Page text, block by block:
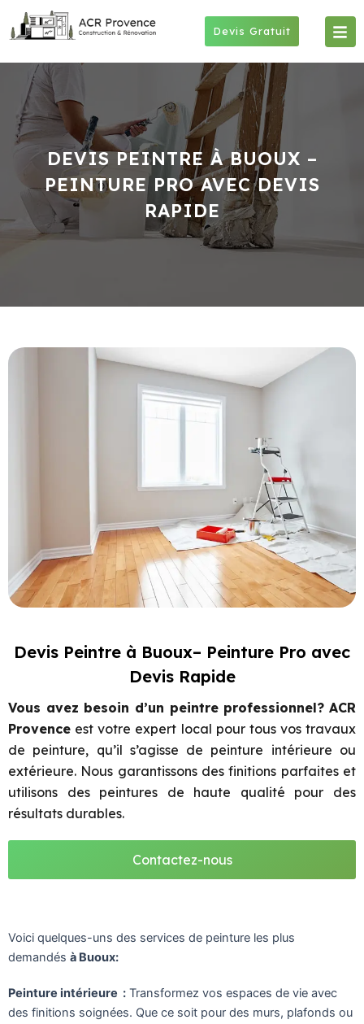
Devis Gratuit
DEVIS PEINTRE À BUOUX –
PEINTURE PRO AVEC DEVIS
RAPIDE
Devis Peintre à Buoux– Peinture Pro avec
Devis Rapide
Vous avez besoin d’un peintre professionnel? ACR
Provence est votre expert local pour tous vos travaux
de peinture, qu’il s’agisse de peinture intérieure ou
extérieure. Nous garantissons des finitions parfaites et
utilisons des peintures de haute qualité pour des
résultats durables.
Contactez-nous
Voici quelques-uns des services de peinture les plus
demandés à Buoux:
Peinture intérieure : Transformez vos espaces de vie avec
des finitions soignées. Que ce soit pour des murs, plafonds ou